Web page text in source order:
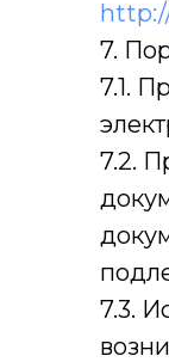
7.
7.1.
7.2.
7.3.